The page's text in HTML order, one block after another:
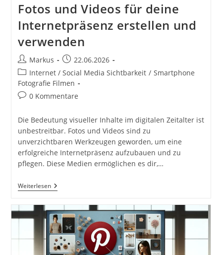
Fotos und Videos für deine
Internetpräsenz erstellen und
verwenden
Beitrags-
Autor:
Markus
Beitrag
veröffentlicht:
22.06.2026
Beitrags-
Kategorie:
Internet / Social Media Sichtbarkeit / Smartphone
Fotografie Filmen
Beitrags-
0 Kommentare
Die Bedeutung visueller Inhalte im digitalen Zeitalter ist
unbestreitbar. Fotos und Videos sind zu
unverzichtbaren Werkzeugen geworden, um eine
erfolgreiche Internetpräsenz aufzubauen und zu
pflegen. Diese Medien ermöglichen es dir,…
WeiterlesenFotos
Und
Für
Deine
Internetpräsenz
Erstellen
Und
Verwenden